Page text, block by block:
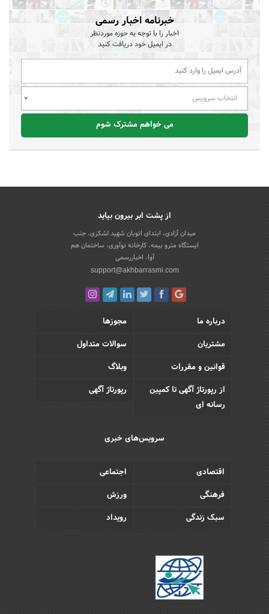
خبرنامه اخبار رسمی
اخبار را با توجه به حوزه موردنظر
در ایمیل خود دریافت کنید
انتخاب سرویس
می خواهم مشترک شوم
از پشت ابر بیرون بیاید
میدان آزادی، ابتدای اتوبان شهید لشکری، جنب
ایستگاه مترو بیمه، کارخانه نوآوری، ساختمان هم
آوا، اخباررسمی
support@akhbarrasmi.com
درباره ما
مجوزها
مشتریان
سوالات متداول
قوانین و مقررات
وبلاگ
از رپورتاژ آگهی تا کمپین
رسانه ای
رپورتاژ آگهی
سرویس‌های خبری
اقتصادی
اجتماعی
فرهنگی
ورزش
سبک زندگی
رویداد